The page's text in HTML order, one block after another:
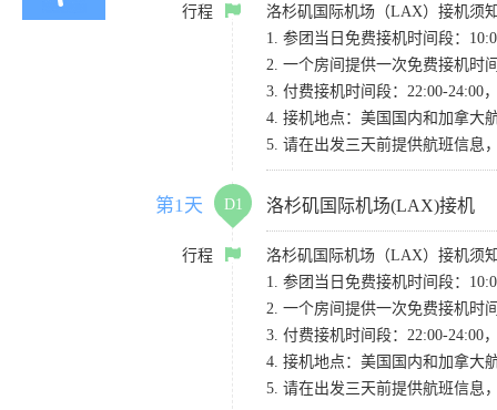
行程
洛杉矶国际机场（LAX）接机须
1. 参团当日免费接机时间段：
2. 一个房间提供一次免费接机时
3. 付费接机时间段：22:00-24:00
4. 接机地点：美国国内和加拿大
5. 请在出发三天前提供航班信息
第1天 D1 洛杉矶国际机场(LAX)接机
行程
洛杉矶国际机场（LAX）接机须
1. 参团当日免费接机时间段：
2. 一个房间提供一次免费接机时
3. 付费接机时间段：22:00-24:00
4. 接机地点：美国国内和加拿大
5. 请在出发三天前提供航班信息